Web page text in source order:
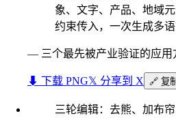
象、文字、产品、地域
约束传入，一次生成多语
— 三个最先被产业验证的应用
⬇︎ 下载 PNG𝕏 分享到 X 🔗 复
三轮编辑：去熊、加布